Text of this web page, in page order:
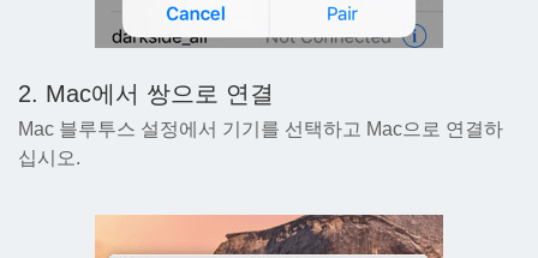
2. Mac에서 쌍으로 연결
Mac 블루투스 설정에서 기기를 선택하고 Mac으로 연결하
십시오.